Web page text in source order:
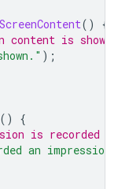
()
{
is shown.
);
()
{
is recorded
an